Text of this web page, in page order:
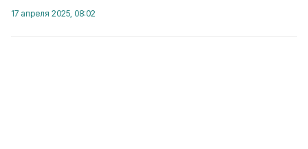
17 апреля 2025, 08:02